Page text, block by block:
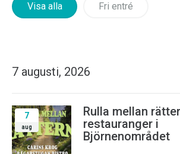
Visa alla Fri entré
7 augusti, 2026
7
aug
Rulla mellan
restauranger i
Björnenområdet